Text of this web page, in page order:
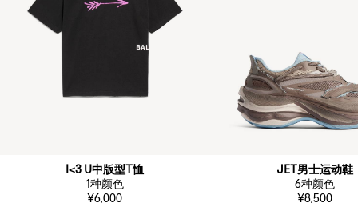
I<3 U中版型T恤
1种颜色
¥6,000
JET男士运动鞋
6种颜色
¥8,500